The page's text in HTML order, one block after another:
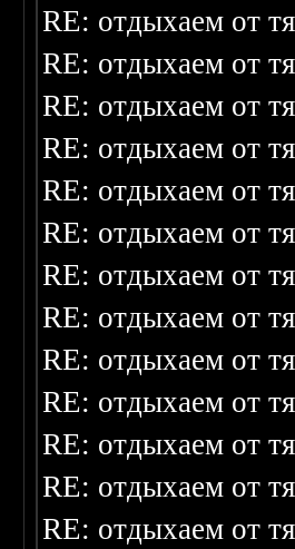
RE: отдыхаем от
RE: отдыхаем от
RE: отдыхаем от
RE: отдыхаем от
RE: отдыхаем от
RE: отдыхаем от
RE: отдыхаем от
RE: отдыхаем от
RE: отдыхаем от
RE: отдыхаем от
RE: отдыхаем от
RE: отдыхаем от
RE: отдыхаем от